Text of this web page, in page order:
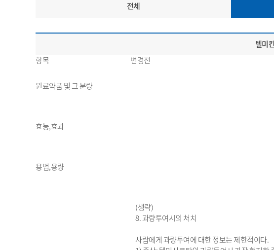
전체
텔미
항목
변경전
원료약품 및 그 분량
효능,효과
용법,용량
(생략)
8. 과량투여시의 처치
사람에게 과량투여에 대한 정보는 제한적이다.